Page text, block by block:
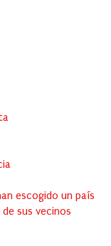
escogido un país
sus vecinos